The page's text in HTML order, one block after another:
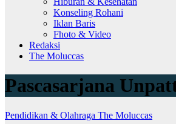
Konseling Rohani
Iklan Baris
Fhoto & Video
Redaksi
The Moluccas
Pascasarjana
Pendidikan & Olahraga The Moluccas